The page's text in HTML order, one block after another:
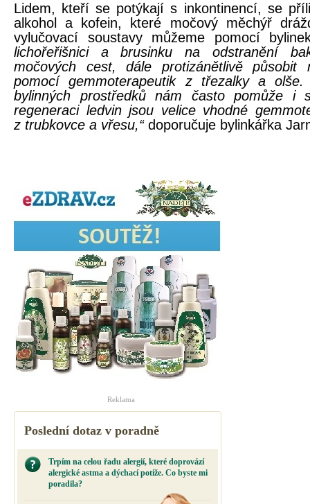
Lidem, kteří se potýkají s inkontinencí, se
alkohol a kofein, které močový měchýř
vylučovací soustavy můžeme pomocí
lichořeřišnici a brusinku na odstranění
močových cest, dále protizánětlivě působit
pomocí gemmoterapeutik z třezalky a olše.
bylinných prostředků nám často pomůže i
regeneraci ledvin jsou velice vhodné
z trubkovce a vřesu,“doporučuje bylinkářka
Reklama
Poslední dotaz v poradně
Trpím na celou řadu alergií, které doprovází
alergické astma a dýchací potíže. Co byste mi
poradila?